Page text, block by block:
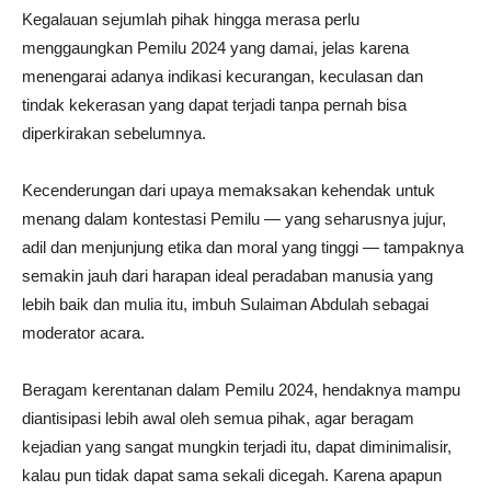
Kegalauan sejumlah pihak hingga merasa perlu
menggaungkan Pemilu 2024 yang damai, jelas karena
menengarai adanya indikasi kecurangan, keculasan dan
tindak kekerasan yang dapat terjadi tanpa pernah bisa
diperkirakan sebelumnya.
Kecenderungan dari upaya memaksakan kehendak untuk
menang dalam kontestasi Pemilu — yang seharusnya jujur,
adil dan menjunjung etika dan moral yang tinggi — tampaknya
semakin jauh dari harapan ideal peradaban manusia yang
lebih baik dan mulia itu, imbuh Sulaiman Abdulah sebagai
moderator acara.
Beragam kerentanan dalam Pemilu 2024, hendaknya mampu
diantisipasi lebih awal oleh semua pihak, agar beragam
kejadian yang sangat mungkin terjadi itu, dapat diminimalisir,
kalau pun tidak dapat sama sekali dicegah. Karena apapun